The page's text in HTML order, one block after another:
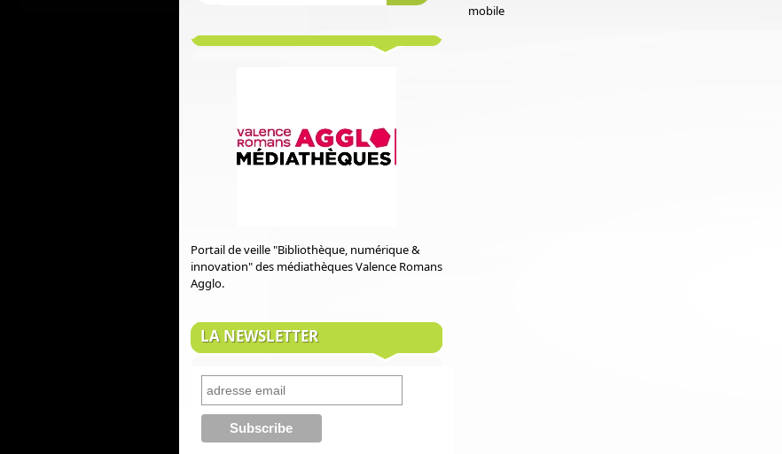
mobile
Portail de veille "Bibliothèque, numérique &
innovation" des médiathèques Valence Romans
Agglo.
LA NEWSLETTER